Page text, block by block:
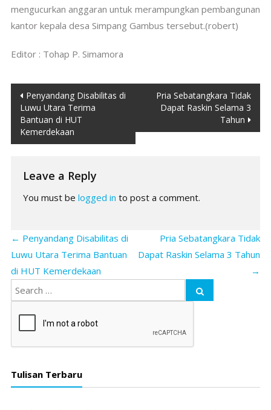
mengucurkan anggaran untuk merampungkan pembangunan
kantor kepala desa Simpang Gambus tersebut.(robert)
Editor : Tohap P. Simamora
Post
navigation
Penyandang Disabilitas di
Luwu Utara Terima
Bantuan di HUT
Kemerdekaan
Pria Sebatangkara Tidak
Dapat Raskin Selama 3
Tahun
Leave a Reply
You must be logged in to post a comment.
← Penyandang Disabilitas di
Luwu Utara Terima Bantuan
di HUT Kemerdekaan
Pria Sebatangkara Tidak
Dapat Raskin Selama 3 Tahun
→
Tulisan Terbaru